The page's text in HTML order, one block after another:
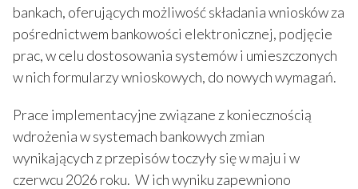
bankach, oferujących możliwość składania wniosków za
pośrednictwem bankowości elektronicznej, podjęcie
prac, w celu dostosowania systemów i umieszczonych
w nich formularzy wnioskowych, do nowych wymagań.
Prace implementacyjne związane z koniecznością
wdrożenia w systemach bankowych zmian
wynikających z przepisów toczyły się w maju i w
czerwcu 2026 roku. W ich wyniku zapewniono